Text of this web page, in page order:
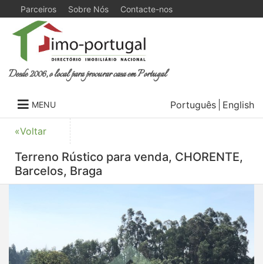
Parceiros Sobre Nós Contacte-nos
Desde 2006, o local para procurar casa em Portugal
MENU Português English
«Voltar
Terreno Rústico para venda, CHORENTE,
Barcelos, Braga